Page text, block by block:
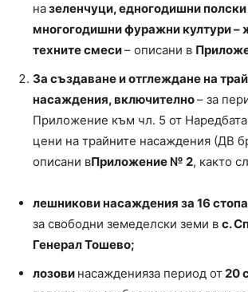
назеленчуци, едногодишни полски
многогодишни фуражни култури –
техните смеси– описани в
За създаване и отглеждане на
насаждения,включително– за
Приложение към чл. 5 от Наредбата
цени на трайните насаждения (ДВ
описани вПриложение № 2, както
лешникови насаждения за 16
за свободни земеделски земи в с.
Генерал Тошево;
лозови насажденияза период от20